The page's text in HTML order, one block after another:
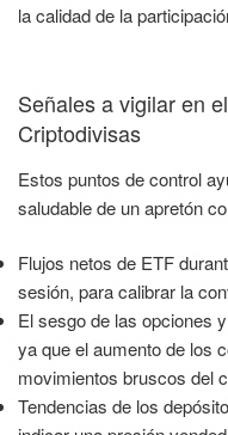
la calidad de la
Señales a vigilar en
Criptodivisas
Estos puntos de control
saludable de un apretón
Flujos netos de ETF
sesión, para calibrar la
El sesgo de las opciones
ya que el aumento de los
movimientos bruscos del
Tendencias de los